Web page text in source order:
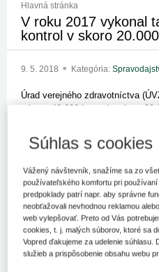
Hlavná stránka
V roku 2017 vykonal
kontrol v skoro
9. 5. 2018 Kategória:
Úrad verejného zdravotníctva
takmer 40.000 kontrol v skoro
Bratislava 9. mája (TASR)
nezhôd s platnými predpismi, a
Najčastejším pochybením
hygiene a týkali sa ako
plôch, tak plesní či
sa našli tiež pri skladovaní
chladiacim zariadením,
nezlučiteľných potravín, ale aj pri
Súhlas s cookies
Vážený návštevník, snažíme sa zo
používateľského komfortu pri
predpoklady patrí napr. aby správne
neobťažovali nevhodnou reklamou
web vylepšovať. Preto od Vás
cookies, t. j. malých súborov, ktoré sa
Vopred ďakujeme za udelenie súhlasu.
služieb a prispôsobenie obsahu webu